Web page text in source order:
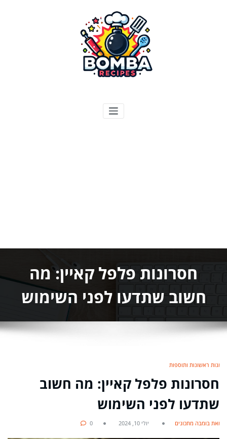
חסרונות פלפל קאיין: מה
חשוב שתדעו לפני השימוש
מנות ראשונות ותוספות
חסרונות פלפל קאיין: מה חשוב
שתדעו לפני השימוש
מאת בומבה מתכונים יולי 10, 2024 0